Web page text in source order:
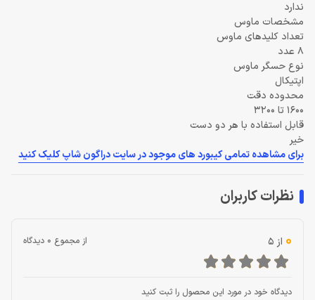
ندارد
مشخصات ماوس
تعداد کلیدهای ماوس
8 عدد
نوع حسگر ماوس
اپتیکال
محدوده دقت
1600 تا 3200
قابل استفاده با هر دو دست
خیر
برای مشاهده تمامی کیبورد های موجود در سایت دراگون شاپ کلیک کنید
نظرات کاربران
0 از 5 از مجموع 0 دیدگاه
دیدگاه خود در مورد این محصول را ثبت کنید